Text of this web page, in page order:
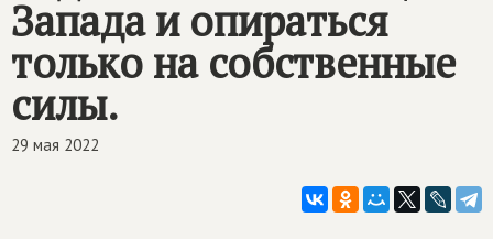
Запада и опираться
только на собственные
силы.
29 мая 2022